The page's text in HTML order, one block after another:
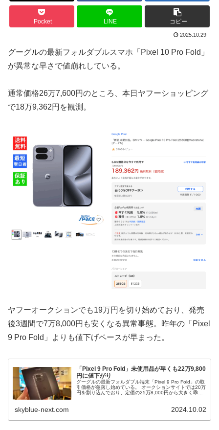
Pocket LINE コピー
2025.10.29
グーグルの最新フォルダブルスマホ「Pixel 10 Pro Fold」
が異常な早さで値崩れしている。
通常価格26万7,600円のところ、本日ヤフーショッピング
で18万9,362円を観測。
ヤフーオークションでも19万円を切り始めており、発売
後3週間で7万8,000円も安くなる異常事態。昨年の「Pixel
9 Pro Fold」よりも値下げペースが早まった。
「Pixel 9 Pro Fold」未使用品が早くも22万9,800
円に値下がり
グーグルの最新フォルダブル端末「Pixel 9 Pro Fold」の取
引価格が急落し始めている。 オークションサイトでは20万
円を割り込んでおり、定価の25万8,000円から大きく乖
skyblue-next.com 2024.10.02